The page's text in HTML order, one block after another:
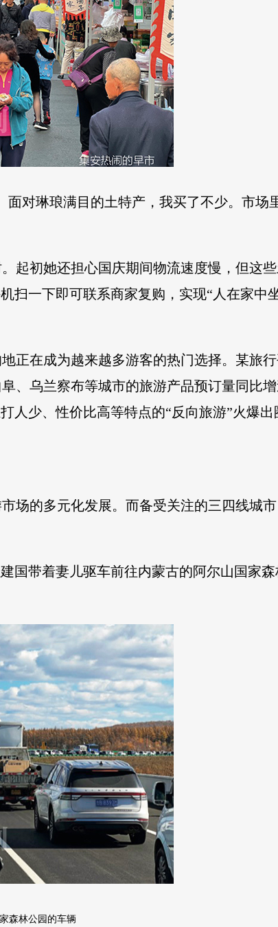
对琳琅满目的土特产，我买了不少。市场
起初她还担心国庆期间物流速度慢，但这
扫一下即可联系商家复购，实现“人在家中
正在成为越来越多游客的热门选择。某旅
、乌兰察布等城市的旅游产品预订量同比
人少、性价比高等特点的“反向旅游”火爆出
场的多元化发展。而备受关注的三四线城
国带着妻儿驱车前往内蒙古的阿尔山国家
森林公园的车辆